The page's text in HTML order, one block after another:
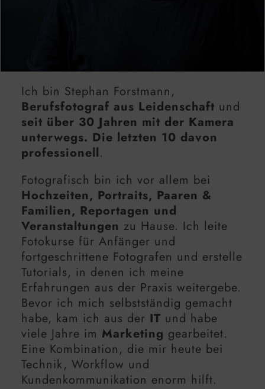
Ich bin Stephan Forstmann,
Berufsfotograf aus Leidenschaft und
seit über 30 Jahren mit der Kamera
unterwegs. Die letzten 10 davon
professionell.
Fotografisch bin ich vor allem bei
Hochzeiten, Portraits, Paaren &
Familien, Reportagen und
Veranstaltungen zu Hause. Ich leite
Fotokurse für Anfänger und
fortgeschrittene Fotografen und erstelle
Tutorials, in denen ich meine
Erfahrungen aus der Praxis weitergebe.
Bevor ich mich selbstständig gemacht
habe, kam ich aus der IT und habe
viele Jahre im Marketing gearbeitet.
Eine Kombination, die mir heute bei
Technik, Workflow und
Kundenkommunikation enorm hilft.